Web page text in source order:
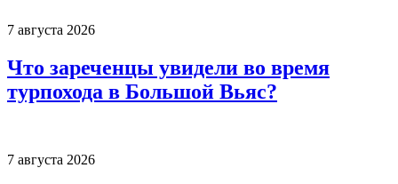
7 августа 2026
Что зареченцы увидели во время
турпохода в Большой Вьяс?
7 августа 2026